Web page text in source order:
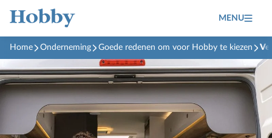
MENU
Home Onderneming Goede redenen om voor Hobby te kiezen